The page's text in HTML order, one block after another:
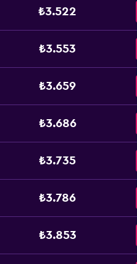
₺3.522
₺3.553
₺3.659
₺3.686
₺3.735
₺3.786
₺3.853